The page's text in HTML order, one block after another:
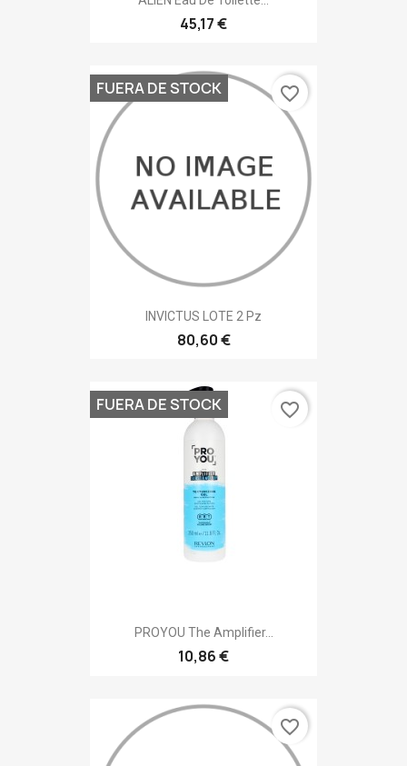
45,17 €
INVICTUS LOTE 2 Pz
80,60 €
FUERA DE STOCK favorite_border
PROYOU The Amplifier...
10,86 €
FUERA DE STOCK favorite_border
favorite_border